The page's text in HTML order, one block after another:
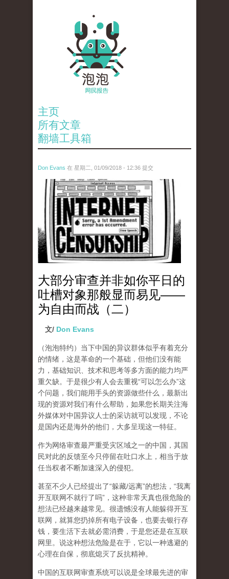
主页
所有文章
翻墙工具箱
Don Evans 在 星期二, 01/09/2018 - 12:36 提交
wechatimg866.jpeg
大部分审查并非如你平日的
吐槽对象那般显而易见——
为自由而战（二）
文/ Don Evans
（泡泡特约） 当下中国的异议群体似乎有着充分
的情绪，这是革命的一个基础，但他们没有能
力，基础知识、技术和思考等多方面的能力均严
重欠缺。于是很少有人会去重视“可以怎么办”这
个问题，我们能用手头的资源做些什么，最新出
现的资源对我们有什么帮助，如果您长期关注海
外媒体对中国异议人士的采访就可以发现，不论
是国内还是海外的他们，大多呈现这一特征。
作为网络审查最严重受灾区域之一的中国，其国
民对此的反馈至今只停留在吐口水上，相当于放
任当权者不断加速深入的侵犯。
甚至不少人已经提出了“躲藏/远离”的想法，“我离
开互联网不就行了吗”，这种非常天真也很危险的
想法已经越来越常见。很遗憾没有人能躲得开互
联网，就算您扔掉所有电子设备，也要去银行存
钱，要生活下去就必需消费，于是您还是在互联
网里。说这种想法危险是在于，它以一种逃避的
心理在自保，彻底熄灭了反抗精神。
中国的互联网审查系统可以说是全球最先进的审